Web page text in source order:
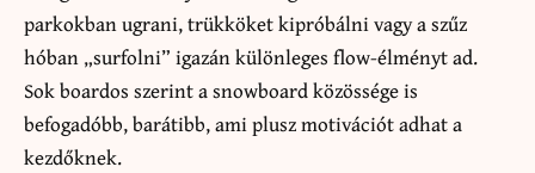
parkokban ugrani, trükköket kipróbálni vagy a szűz
hóban „surfolni” igazán különleges flow-élményt ad.
Sok boardos szerint a snowboard közössége is
befogadóbb, barátibb, ami plusz motivációt adhat a
kezdőknek.